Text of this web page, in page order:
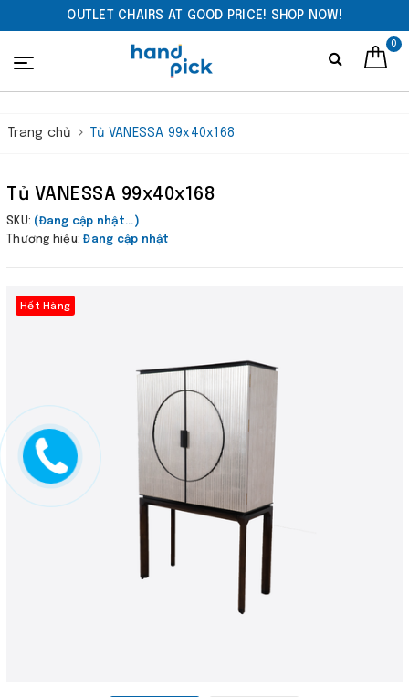
OUTLET CHAIRS AT GOOD PRICE! SHOP NOW!
0
Trang chủ Tủ VANESSA 99x40x168
Tủ VANESSA 99x40x168
SKU: (Đang cập nhật...)
Thương hiệu:Đang cập nhật
Hết Hàng